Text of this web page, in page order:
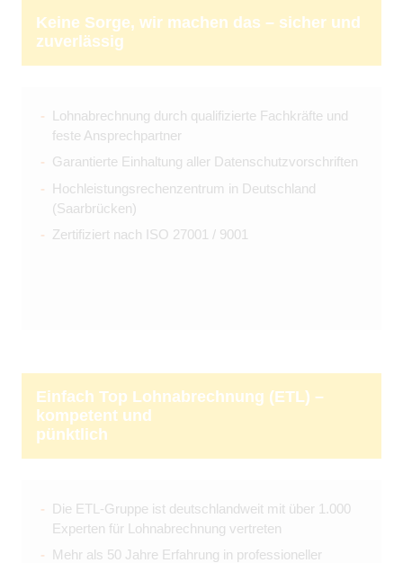
Keine Sorge, wir machen das – sicher und
zuverlässig
Lohnabrechnung durch qualifizierte Fachkräfte und
feste Ansprechpartner
Garantierte Einhaltung aller Datenschutzvorschriften
Hochleistungsrechenzentrum in Deutschland
(Saarbrücken)
Zertifiziert nach ISO 27001 / 9001
Einfach Top Lohnabrechnung (ETL) –
kompetent und
pünktlich
Die ETL-Gruppe ist deutschlandweit mit über 1.000
Experten für Lohnabrechnung vertreten
Mehr als 50 Jahre Erfahrung in professioneller